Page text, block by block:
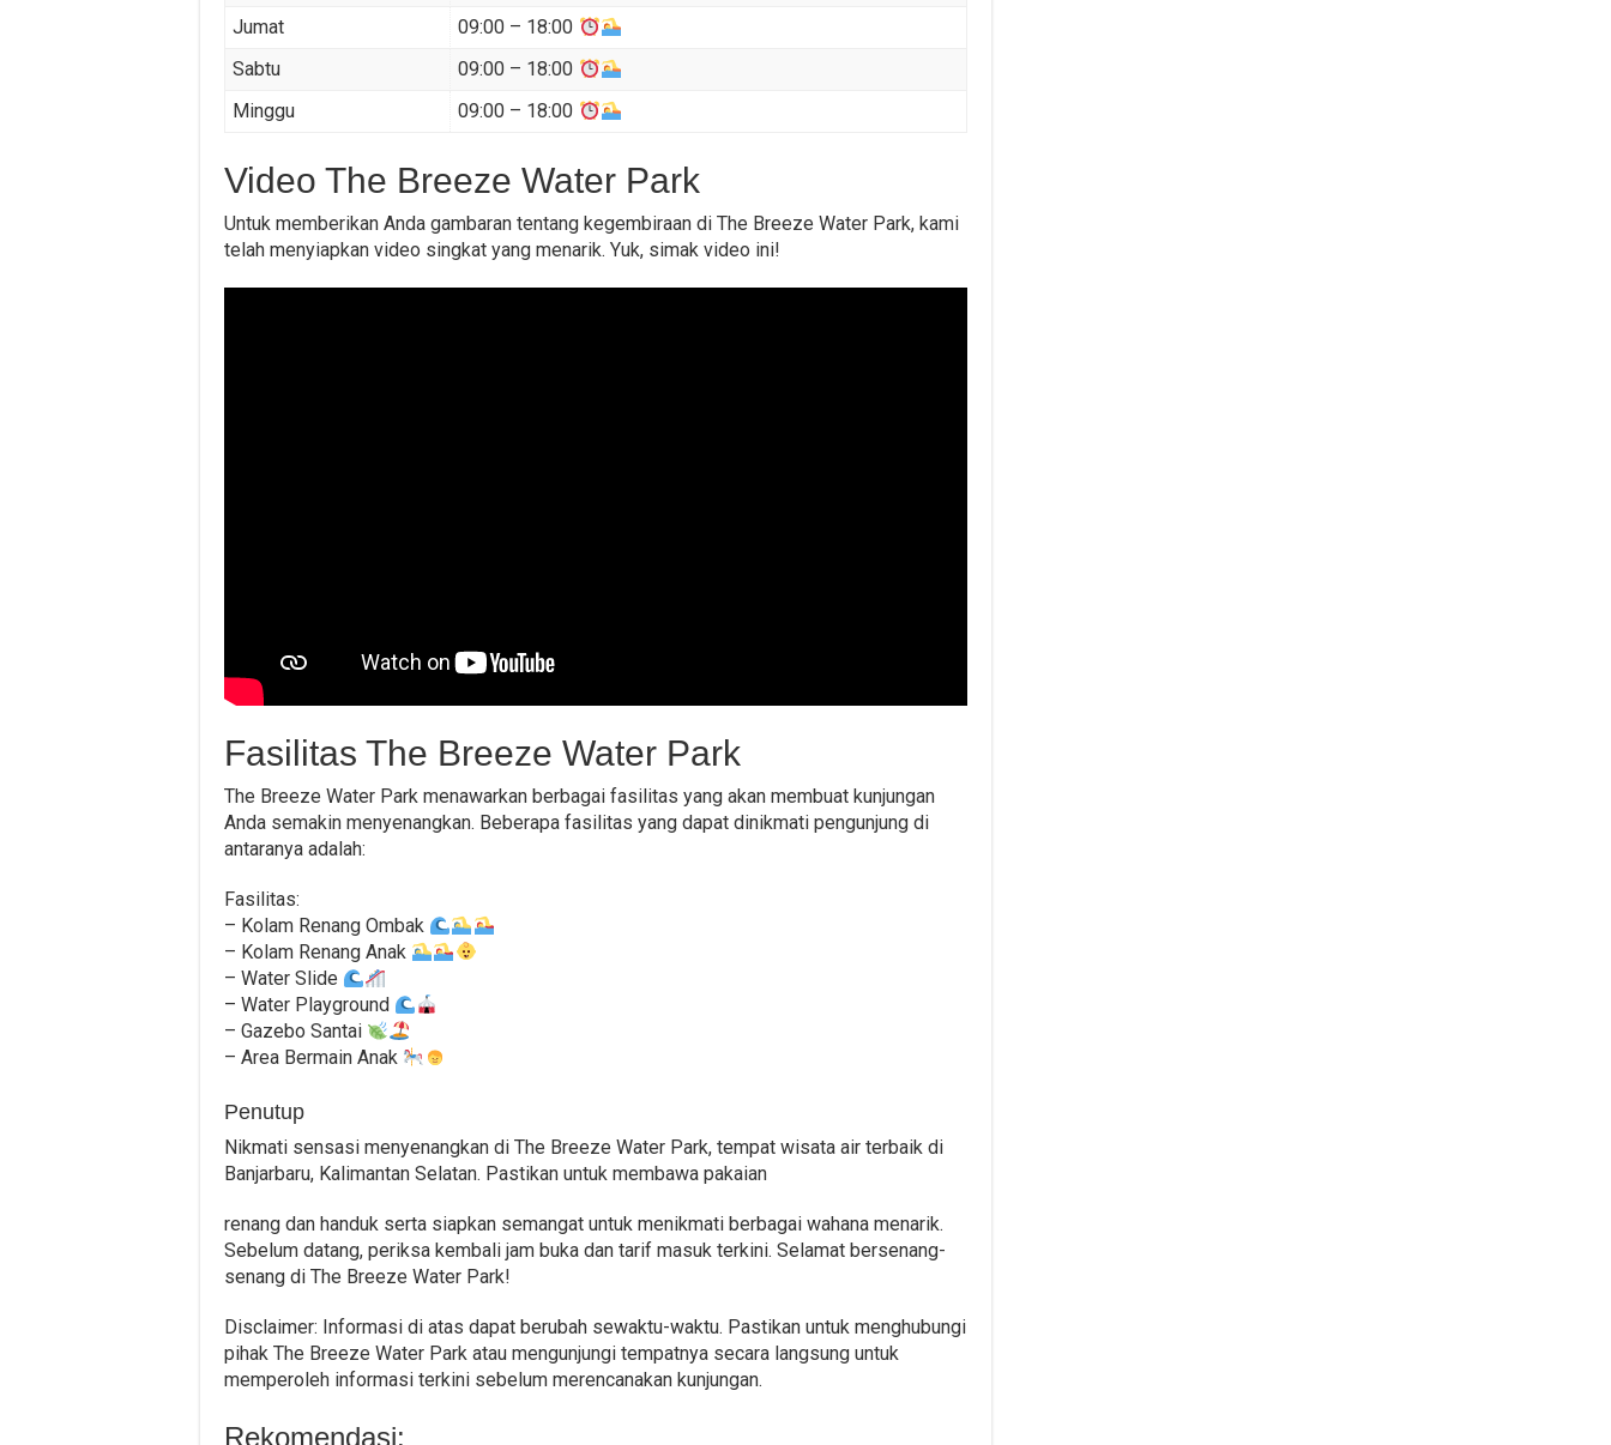
Jumat
09:00 – 18:00
Sabtu
09:00 – 18:00
Minggu
09:00 – 18:00
Video The Breeze Water Park
Untuk memberikan Anda gambaran tentang kegembiraan di The Breeze Water Park, kami
telah menyiapkan video singkat yang menarik. Yuk, simak video ini!
Fasilitas The Breeze Water Park
The Breeze Water Park menawarkan berbagai fasilitas yang akan membuat kunjungan
Anda semakin menyenangkan. Beberapa fasilitas yang dapat dinikmati pengunjung di
antaranya adalah:
Fasilitas:
– Kolam Renang Ombak
– Kolam Renang Anak
– Water Slide
– Water Playground
– Gazebo Santai
– Area Bermain Anak
Penutup
Nikmati sensasi menyenangkan di The Breeze Water Park, tempat wisata air terbaik di
Banjarbaru, Kalimantan Selatan. Pastikan untuk membawa pakaian
renang dan handuk serta siapkan semangat untuk menikmati berbagai wahana menarik.
Sebelum datang, periksa kembali jam buka dan tarif masuk terkini. Selamat bersenang-
senang di The Breeze Water Park!
Disclaimer: Informasi di atas dapat berubah sewaktu-waktu. Pastikan untuk menghubungi
pihak The Breeze Water Park atau mengunjungi tempatnya secara langsung untuk
memperoleh informasi terkini sebelum merencanakan kunjungan.
Rekomendasi: